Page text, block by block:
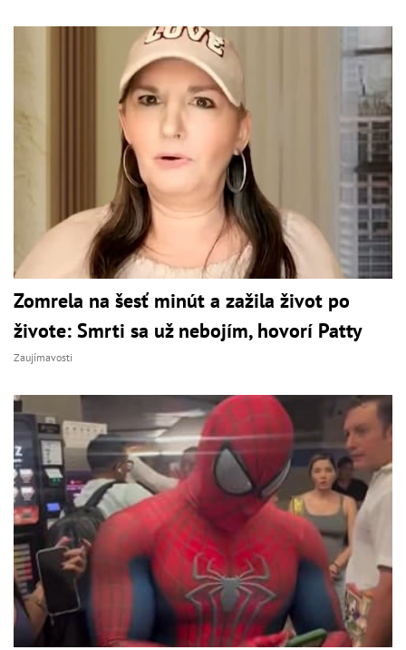
Zomrela na šesť minút a zažila život po
živote: Smrti sa už nebojím, hovorí Patty
Zaujímavosti